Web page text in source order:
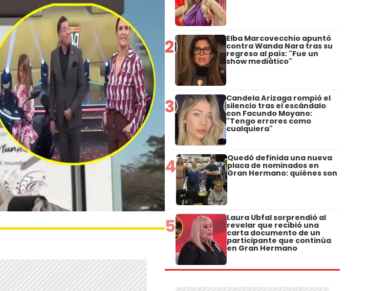
2 Elba Marcovecchio apuntó
contra Wanda Nara tras su
regreso al país: "Fue un
show mediático"
3 Candela Arizaga rompió el
silencio tras el escándalo
con Facundo Moyano:
"Tengo errores como
cualquiera"
4 Quedó definida una nueva
placa de nominados en
Gran Hermano: quiénes son
5 Laura Ubfal sorprendió al
revelar que recibió una
carta documento de un
participante que continúa
en Gran Hermano